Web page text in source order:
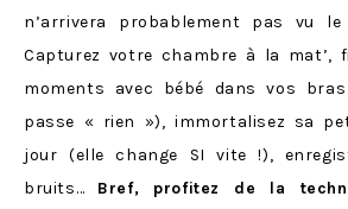
n’arrivera probablement pas vu
Capturez votre chambre à la mat’,
moments avec bébé dans vos
passe « rien »), immortalisez sa
jour (elle change SI vite !),
bruits… Bref, profitez de la